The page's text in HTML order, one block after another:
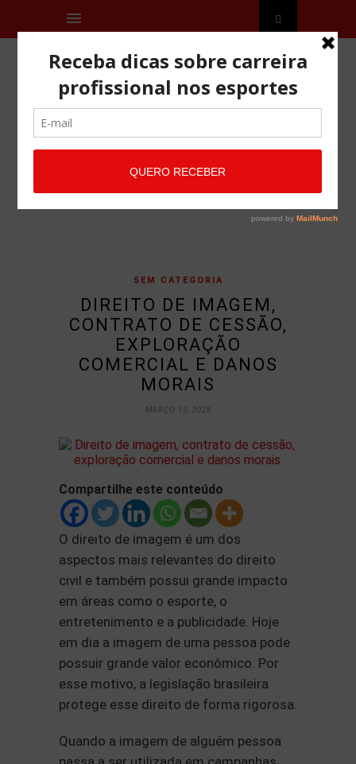
SEM CATEGORIA
DIREITO DE IMAGEM,
CONTRATO DE CESSÃO,
EXPLORAÇÃO
COMERCIAL E DANOS
MORAIS
MARÇO 13, 2026
Compartilhe este conteúdo
O direito de imagem é um dos
aspectos mais relevantes do direito
civil e também possui grande impacto
em áreas como o esporte, o
entretenimento e a publicidade. Hoje
em dia a imagem de uma pessoa pode
possuir grande valor econômico. Por
esse motivo, a legislação brasileira
protege esse direito de forma rigorosa.
Quando a imagem de alguém pessoa